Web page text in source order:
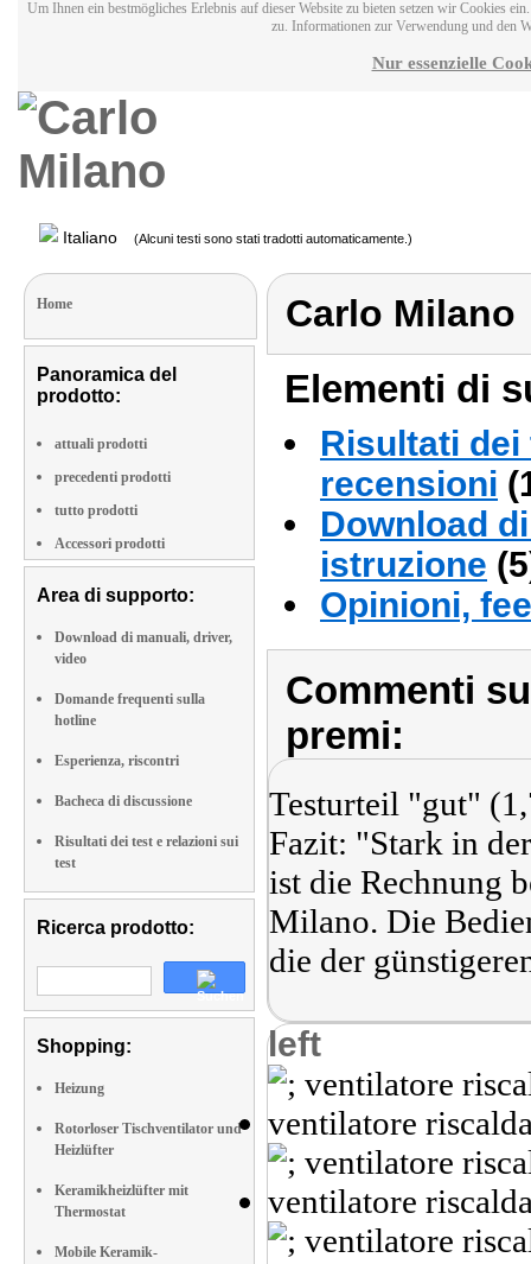
Um Ihnen ein bestmögliches Erlebnis auf dieser Website zu bieten setzen wir Cookies
zu. Informationen zur Verwendung und den
Nur essenzielle
Italiano (Alcuni testi sono stati tradotti automaticamente.)
Home
Panoramica del
prodotto:
attuali prodotti
precedenti prodotti
tutto prodotti
Accessori prodotti
Area di supporto:
Download di manuali, driver,
video
Domande frequenti sulla
hotline
Esperienza, riscontri
Bacheca di discussione
Risultati dei test e relazioni sui
test
Ricerca prodotto:
Shopping:
Heizung
Rotorloser Tischventilator und
Heizlüfter
Keramikheizlüfter mit
Thermostat
Mobile Keramik-
Carlo Milano
Elementi di
Risultati
recensioni
Download
istruzione
Opinioni,
Commenti
premi:
Testurteil "gut"
Fazit: "Stark in
ist die Rechnung
Milano. Die
die der
left